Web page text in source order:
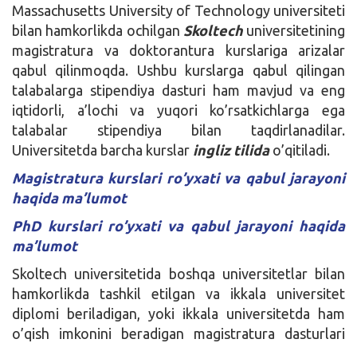
Massachusetts University of Technology universiteti
bilan hamkorlikda ochilgan Skoltechuniversitetining
magistratura va doktorantura kurslariga arizalar
qabul qilinmoqda. Ushbu kurslarga qabul qilingan
talabalarga stipendiya dasturi ham mavjud va eng
iqtidorli, a’lochi va yuqori ko’rsatkichlarga ega
talabalar stipendiya bilan taqdirlanadilar.
Universitetda barcha kurslar ingliz tilidao’qitiladi.
Magistratura kurslari ro’yxati va qabul jarayoni
haqida ma’lumot
PhD kurslari ro’yxati va qabul jarayoni haqida
ma’lumot
Skoltech universitetida boshqa universitetlar bilan
hamkorlikda tashkil etilgan va ikkala universitet
diplomi beriladigan, yoki ikkala universitetda ham
o’qish imkonini beradigan magistratura dasturlari